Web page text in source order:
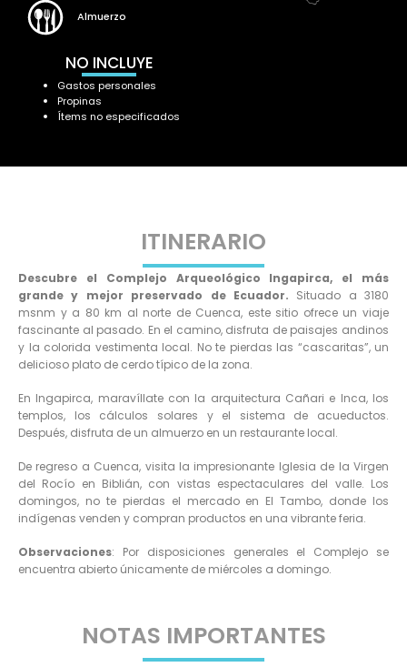
Almuerzo
NO INCLUYE
Gastos personales
Propinas
Ítems no especificados
ITINERARIO
Descubre el Complejo Arqueológico Ingapirca, el más
grande y mejor preservado de Ecuador. Situado a 3180
msnm y a 80 km al norte de Cuenca, este sitio ofrece un viaje
fascinante al pasado. En el camino, disfruta de paisajes andinos
y la colorida vestimenta local. No te pierdas las “cascaritas”, un
delicioso plato de cerdo típico de la zona.
En Ingapirca, maravíllate con la arquitectura Cañari e Inca, los
templos, los cálculos solares y el sistema de acueductos.
Después, disfruta de un almuerzo en un restaurante local.
De regreso a Cuenca, visita la impresionante Iglesia de la Virgen
del Rocío en Biblián, con vistas espectaculares del valle. Los
domingos, no te pierdas el mercado en El Tambo, donde los
indígenas venden y compran productos en una vibrante feria.
Observaciones: Por disposiciones generales el Complejo se
encuentra abierto únicamente de miércoles a domingo.
NOTAS IMPORTANTES